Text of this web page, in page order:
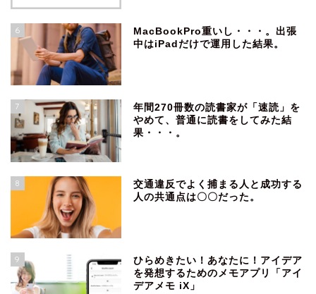
6
MacBookPro重いし・・・。出張
中はiPadだけで運用した結果。
7
年間270冊数の読書家が「速読」を
やめて、普通に読書をしてみた結
果・・・。
8
交通違反でよく捕まる人と成功する
人の共通点は〇〇だった。
9
ひらめきたい！あなたに！アイデア
を発想するためのメモアプリ「アイ
デアメモ iX」